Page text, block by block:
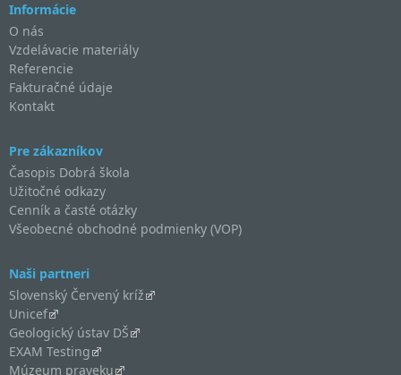
Informácie
O nás
Vzdelávacie materiály
Referencie
Fakturačné údaje
Kontakt
Pre zákazníkov
Časopis Dobrá škola
Užitočné odkazy
Cenník a časté otázky
Všeobecné obchodné podmienky (VOP)
Naši partneri
Slovenský Červený kríž
Unicef
Geologický ústav DŠ
EXAM Testing
Múzeum praveku